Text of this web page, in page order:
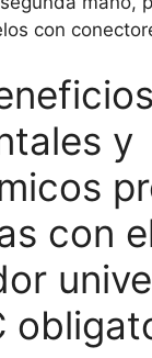
con
y
con